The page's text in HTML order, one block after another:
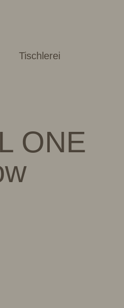
Tischlerei
ONE